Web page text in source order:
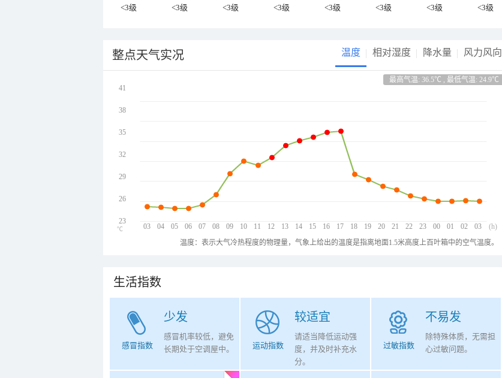
<3级
<3级 <3级 <3级 <3级 <3级 <3级 <3级
整点天气实况 温度 相对湿度 降水量 风力风向
最高气温: 36.5℃ , 最低气温: 24.9℃
03 04 05 06 07 08 09 10 11 12 13 14 15 16 17 18 19 20 21 22 23 00 01 02 03
41
38
35
32
29
26
23
(h)
℃
温度：表示大气冷热程度的物理量，气象上给出的温度是指离地面1.5米高度上百叶箱中的空气温度。
生活指数
少发
感冒指数
感冒机率较低，避免
长期处于空调屋中。
较适宜
运动指数
请适当降低运动强
度，并及时补充水
分。
不易发
过敏指数
除特殊体质，无需担
心过敏问题。